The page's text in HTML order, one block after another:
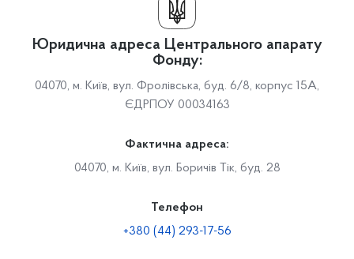
Юридична адреса Центрального апарату
Фонду:
04070, м. Київ, вул. Фролівська, буд. 6/8, корпус 15А,
ЄДРПОУ 00034163
Фактична адреса:
04070, м. Київ, вул. Боричів Тік, буд. 28
Телефон
+380 (44) 293-17-56